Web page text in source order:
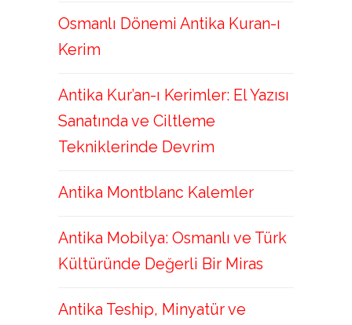
Osmanlı Dönemi Antika Kuran-ı
Kerim
Antika Kur’an-ı Kerimler: El Yazısı
Sanatında ve Ciltleme
Tekniklerinde Devrim
Antika Montblanc Kalemler
Antika Mobilya: Osmanlı ve Türk
Kültüründe Değerli Bir Miras
Antika Teship, Minyatür ve